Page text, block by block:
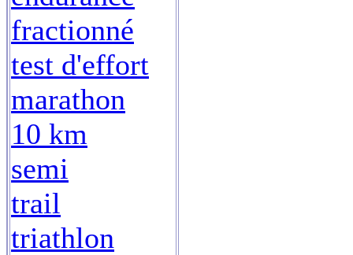
fractionné
test d'effort
marathon
10 km
semi
trail
triathlon